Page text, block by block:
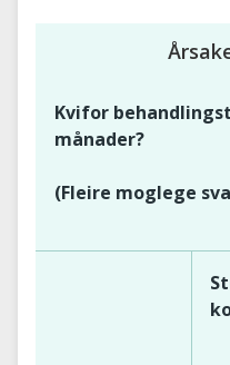
Kvifor
månader?
(Fleire moglege